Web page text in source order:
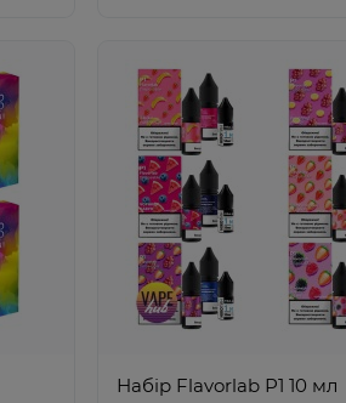
Набір Flavorlab Р1 10 мл